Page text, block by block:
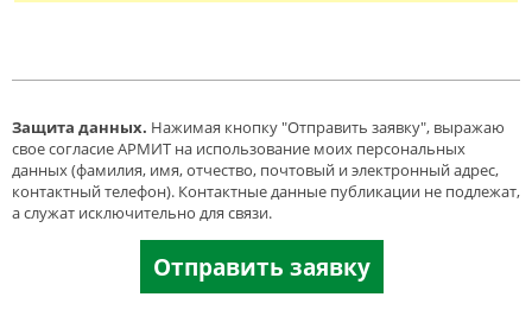
Защита данных. Нажимая кнопку "Отправить заявку", выражаю
свое согласие АРМИТ на использование моих персональных
данных (фамилия, имя, отчество, почтовый и электронный адрес,
контактный телефон). Контактные данные публикации не подлежат,
а служат исключительно для связи.